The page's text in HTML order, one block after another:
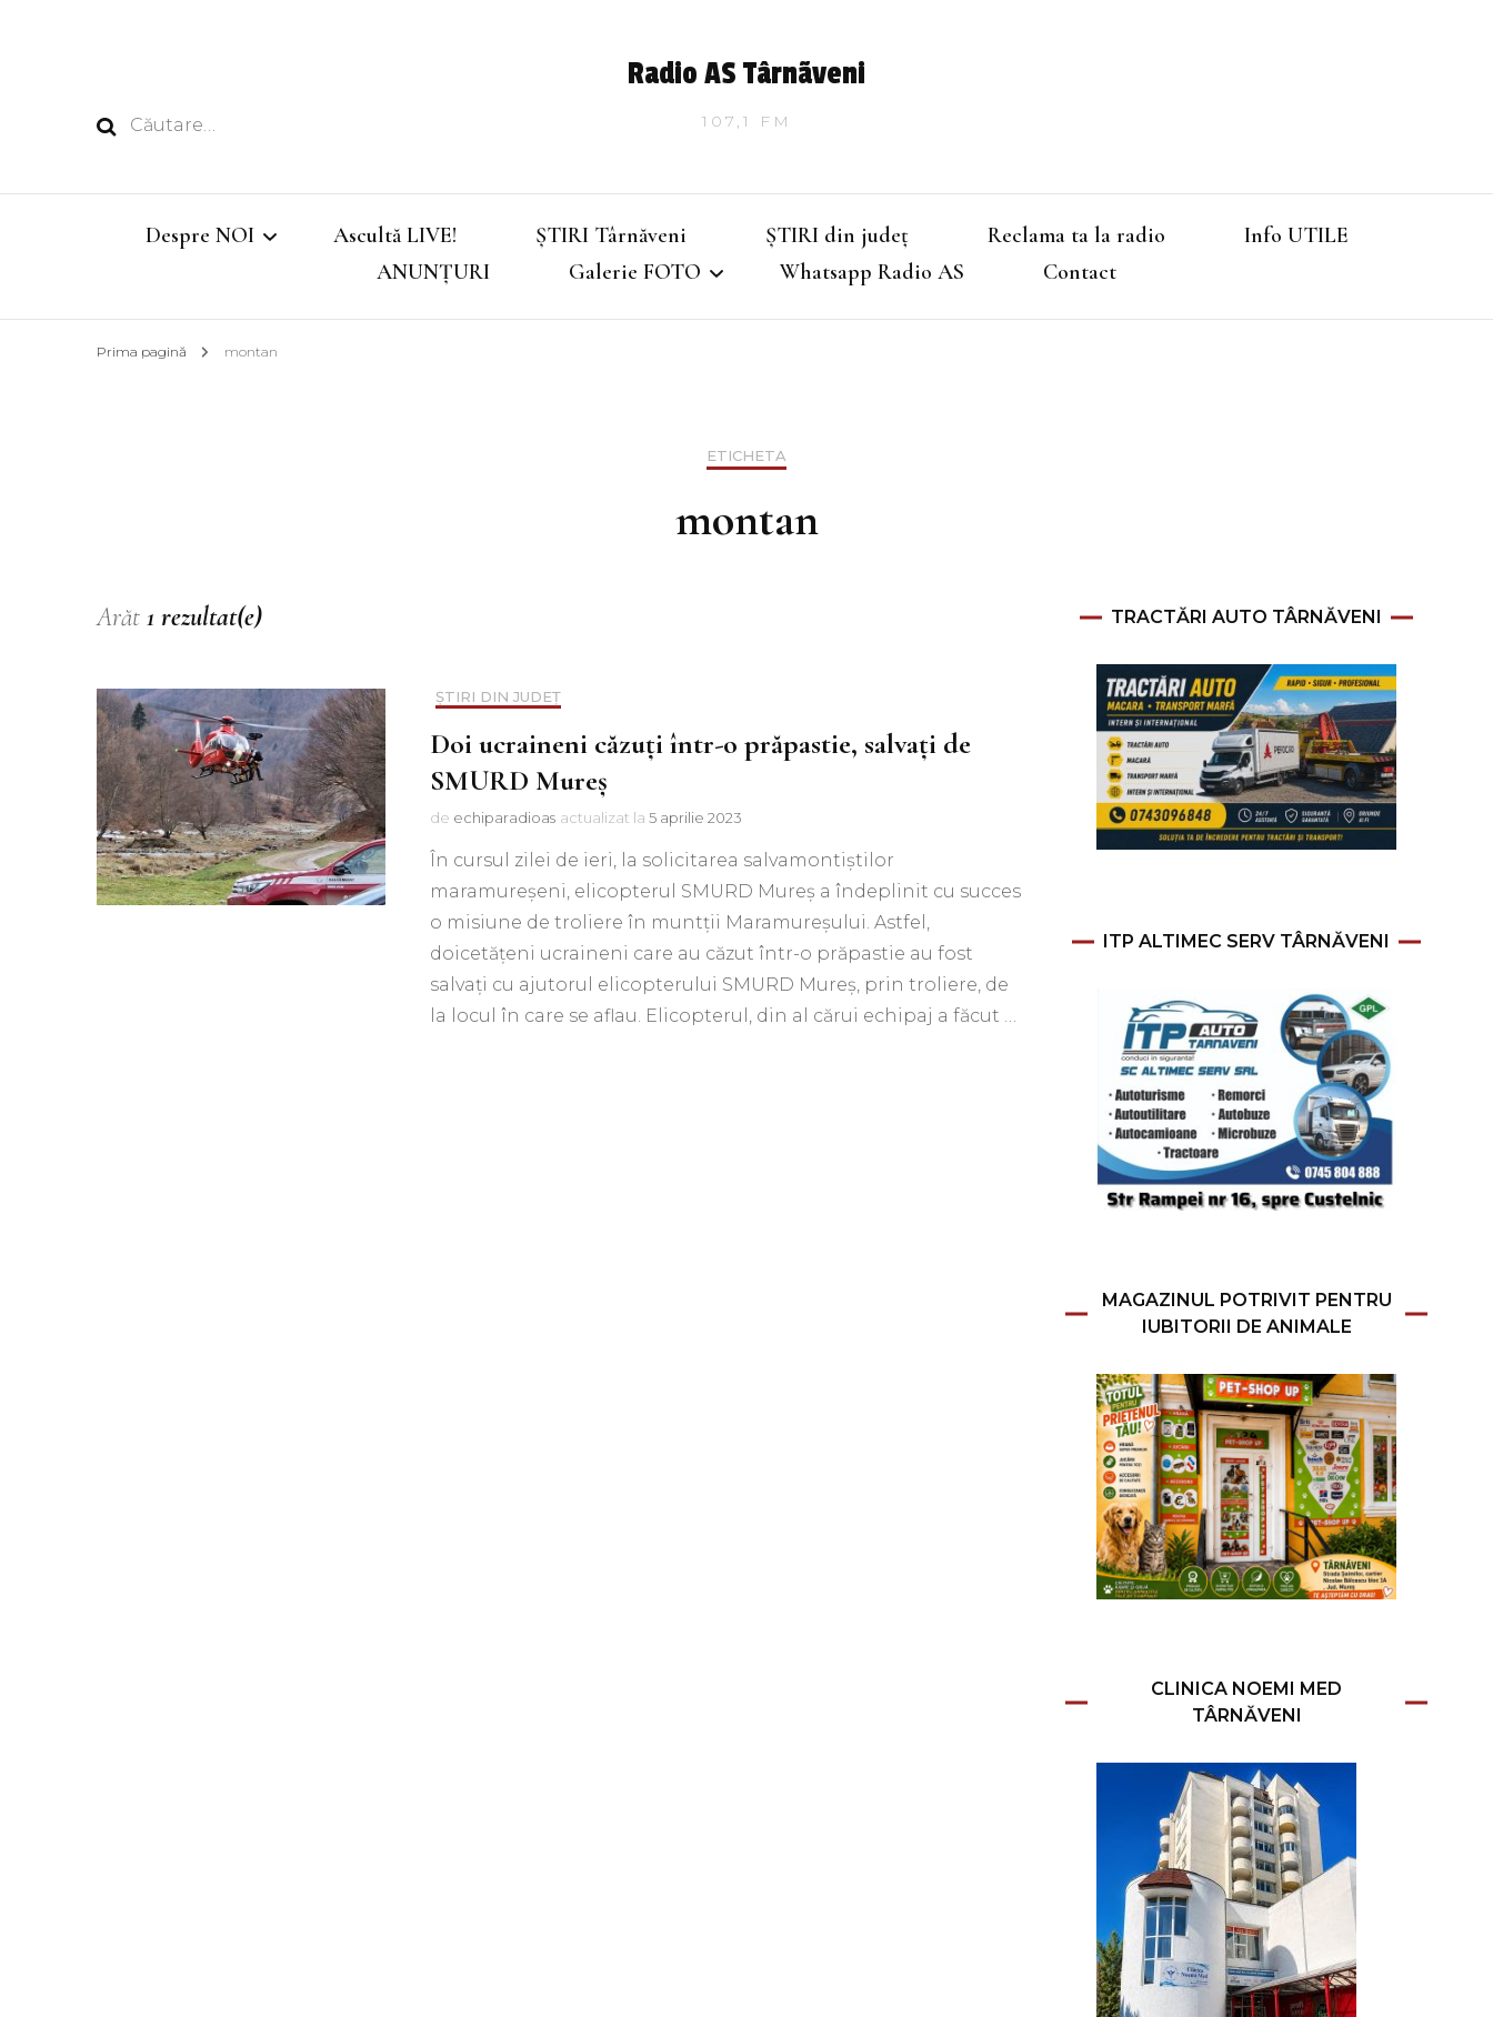
Caută
Radio AS Târnãveni
107,1 FM
Despre NOI
Piesa ta pe 107.1FM
Ascultă LIVE! ȘTIRI Târnăveni ȘTIRI din județ Reclama ta la radio
Info UTILE
ANUNȚURI
Galerie FOTO Whatsapp Radio AS Contact
Prima pagină montan
ETICHETA
montan
Arăt 1 rezultat(e)
ȘTIRI DIN JUDEȚ
Doi ucraineni căzuți într-o prăpastie, salvați de
SMURD Mureș
de echiparadioas actualizat la 5 aprilie 2023
În cursul zilei de ieri, la solicitarea salvamontiştilor
maramureşeni, elicopterul SMURD Mureş a îndeplinit cu succes
o misiune de troliere în muntții Maramureşului. Astfel,
doicetăţeni ucraineni care au căzut într-o prăpastie au fost
salvaţi cu ajutorul elicopterului SMURD Mureş, prin troliere, de
la locul în care se aflau. Elicopterul, din al cărui echipaj a făcut …
TRACTĂRI AUTO TÂRNĂVENI
ITP ALTIMEC SERV TÂRNĂVENI
MAGAZINUL POTRIVIT PENTRU
IUBITORII DE ANIMALE
CLINICA NOEMI MED
TÂRNĂVENI